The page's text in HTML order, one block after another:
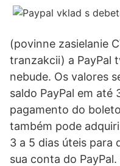
(povinne zasielanie
tranzakcii) a PayPal
nebude. Os valores
saldo PayPal em até
pagamento do
também pode
3 a 5 dias úteis para
sua conta do